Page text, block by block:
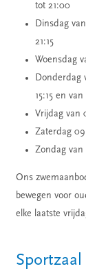
tot 21:00
Dinsdag
21:15
Woensdag
Donderdag
15:15 en
Vrijdag van
Zaterdag
Zondag van
Ons
bewegen voor
elke laatste
Sportzaal